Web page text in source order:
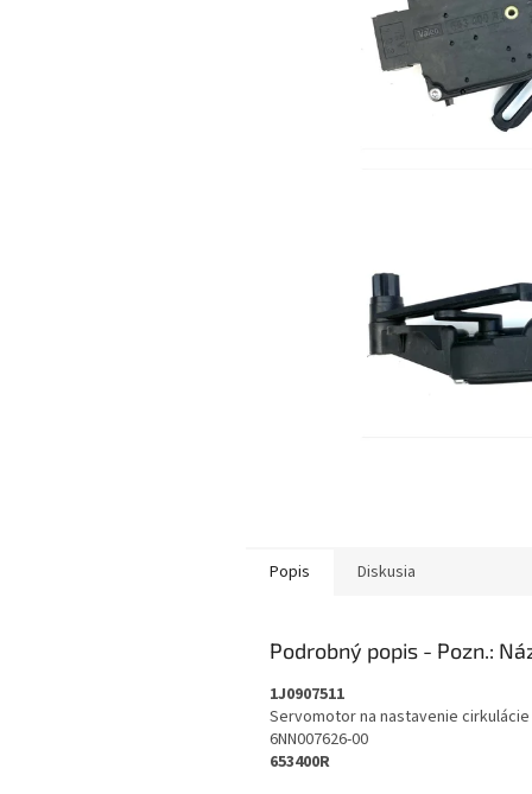
Popis Diskusia
Podrobný popis
1J0907511
Servomotor na nastavenie
6NN007626-00
653400R